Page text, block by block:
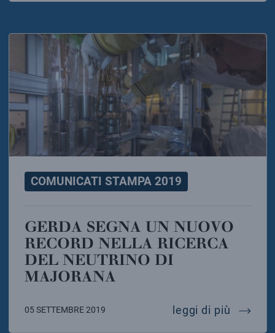
COMUNICATI STAMPA 2019
GERDA SEGNA UN NUOVO
RECORD NELLA RICERCA
DEL NEUTRINO DI
MAJORANA
05 SETTEMBRE 2019 leggi di più gerda